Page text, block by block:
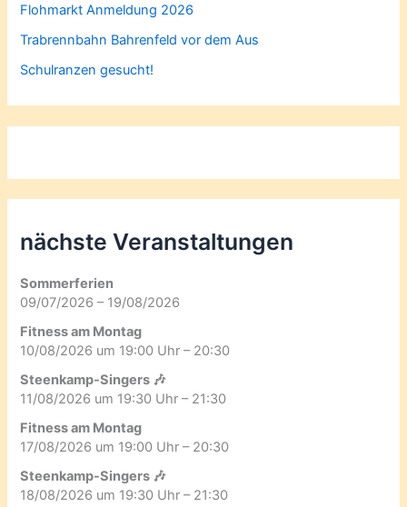
Flohmarkt Anmeldung 2026
Trabrennbahn Bahrenfeld vor dem Aus
Schulranzen gesucht!
nächste Veranstaltungen
Sommerferien
09/07/2026 – 19/08/2026
Fitness am Montag
10/08/2026 um 19:00 Uhr – 20:30
Steenkamp-Singers 🎶
11/08/2026 um 19:30 Uhr – 21:30
Fitness am Montag
17/08/2026 um 19:00 Uhr – 20:30
Steenkamp-Singers 🎶
18/08/2026 um 19:30 Uhr – 21:30